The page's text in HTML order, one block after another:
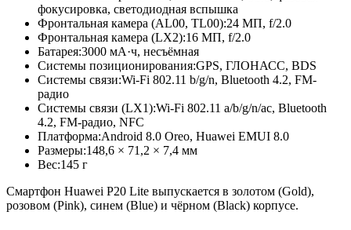
фокусировка, светодиодная вспышка
Фронтальная камера (AL00, TL00):24 МП, f/2.0
Фронтальная камера (LX2):16 МП, f/2.0
Батарея:3000 мА·ч, несъёмная
Системы позиционирования:GPS, ГЛОНАСС, BDS
Системы связи:Wi-Fi 802.11 b/g/n, Bluetooth 4.2, FM-
радио
Системы связи (LX1):Wi-Fi 802.11 a/b/g/n/ac, Bluetooth
4.2, FM-радио, NFC
Платформа:Android 8.0 Oreo, Huawei EMUI 8.0
Размеры:148,6 × 71,2 × 7,4 мм
Вес:145 г
Смартфон Huawei P20 Lite выпускается в золотом (Gold),
розовом (Pink), синем (Blue) и чёрном (Black) корпусе.